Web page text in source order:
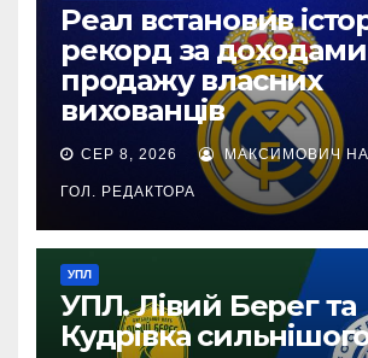
Реал встановив
рекорд за доходами
продажу власних
вихованців
СЕР 8, 2026 МАКСИМОВИЧ
ГОЛ. РЕДАКТОРА
УПЛ
УПЛ. Лівий Берег та
Кудрівка